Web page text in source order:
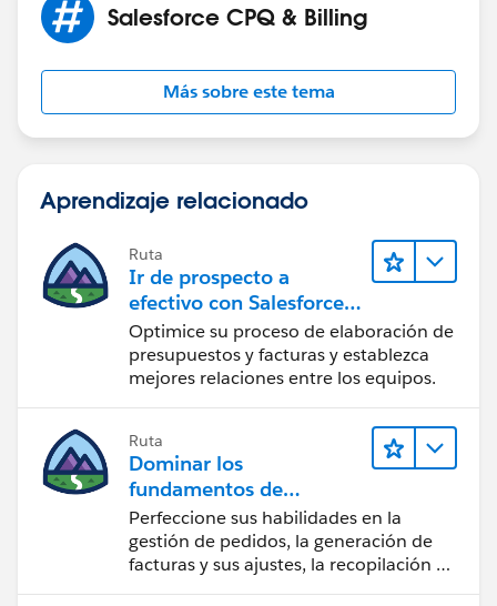
Salesforce CPQ & Billing
Más sobre este tema
Aprendizaje relacionado
Ruta
Ir de prospecto a
efectivo con Salesforce
CPQ y Salesforce Billing
Optimice su proceso de elaboración de
presupuestos y facturas y establezca
mejores relaciones entre los equipos.
Ruta
Dominar los
fundamentos de
administración de
Salesforce Billing
Perfeccione sus habilidades en la
gestión de pedidos, la generación de
facturas y sus ajustes, la recopilación de